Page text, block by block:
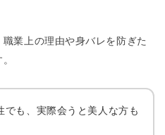
職業上の理由や身バレを防ぎた
でも、実際会うと美人な方も